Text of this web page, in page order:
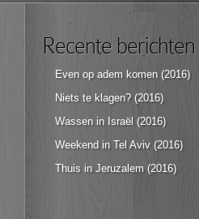
Recente berichten
Even op adem komen (2016)
Niets te klagen? (2016)
Wassen in Israël (2016)
Weekend in Tel Aviv (2016)
Thuis in Jeruzalem (2016)